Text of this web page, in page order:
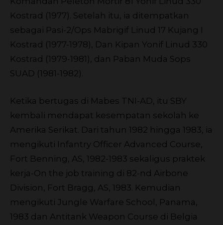
Kostrad (1977). Setelah itu, ia ditempatkan
sebagai Pasi-2/Ops Mabrigif Linud 17 Kujang I
Kostrad (1977-1978), Dan Kipan Yonif Linud 330
Kostrad (1979-1981), dan Paban Muda Sops
SUAD (1981-1982).
Ketika bertugas di Mabes TNI-AD, itu SBY
kembali mendapat kesempatan sekolah ke
Amerika Serikat. Dari tahun 1982 hingga 1983, ia
mengikuti Infantry Officer Advanced Course,
Fort Benning, AS, 1982-1983 sekaligus praktek
kerja-On the job training di 82-nd Airbone
Division, Fort Bragg, AS, 1983. Kemudian
mengikuti Jungle Warfare School, Panama,
1983 dan Antitank Weapon Course di Belgia